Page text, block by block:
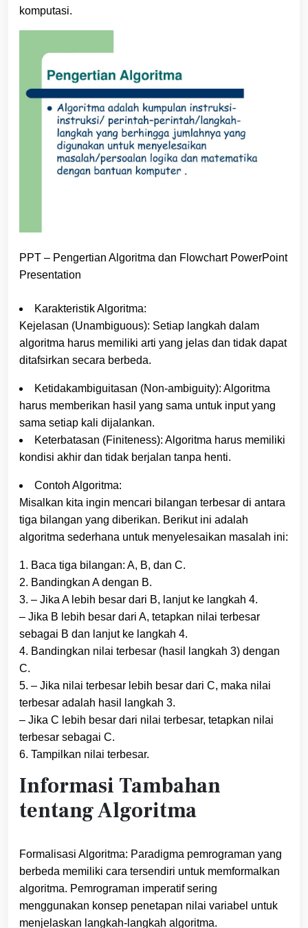
komputasi.
PPT – Pengertian Algoritma dan Flowchart PowerPoint
Presentation
Karakteristik Algoritma:
Kejelasan (Unambiguous): Setiap langkah dalam
algoritma harus memiliki arti yang jelas dan tidak dapat
ditafsirkan secara berbeda.
Ketidakambiguitasan (Non-ambiguity): Algoritma
harus memberikan hasil yang sama untuk input yang
sama setiap kali dijalankan.
Keterbatasan (Finiteness): Algoritma harus memiliki
kondisi akhir dan tidak berjalan tanpa henti.
Contoh Algoritma:
Misalkan kita ingin mencari bilangan terbesar di antara
tiga bilangan yang diberikan. Berikut ini adalah
algoritma sederhana untuk menyelesaikan masalah ini:
1. Baca tiga bilangan: A, B, dan C.
2. Bandingkan A dengan B.
3. – Jika A lebih besar dari B, lanjut ke langkah 4.
– Jika B lebih besar dari A, tetapkan nilai terbesar
sebagai B dan lanjut ke langkah 4.
4. Bandingkan nilai terbesar (hasil langkah 3) dengan
C.
5. – Jika nilai terbesar lebih besar dari C, maka nilai
terbesar adalah hasil langkah 3.
– Jika C lebih besar dari nilai terbesar, tetapkan nilai
terbesar sebagai C.
6. Tampilkan nilai terbesar.
Informasi Tambahan
tentang Algoritma
Formalisasi Algoritma: Paradigma pemrograman yang
berbeda memiliki cara tersendiri untuk memformalkan
algoritma. Pemrograman imperatif sering
menggunakan konsep penetapan nilai variabel untuk
menjelaskan langkah-langkah algoritma.